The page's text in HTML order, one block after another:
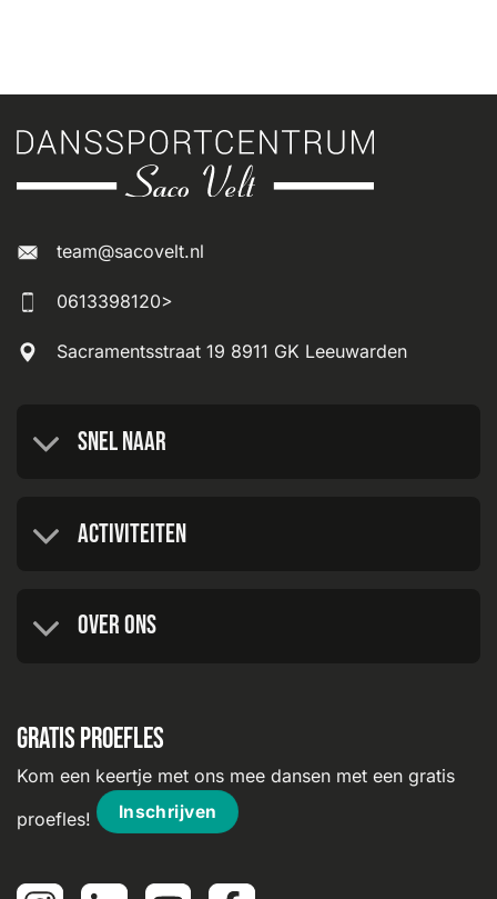
team@sacovelt.nl
0613398120>
Sacramentsstraat 19 8911 GK Leeuwarden
Snel naar
Activiteiten
Over ons
Gratis proefles
Kom een keertje met ons mee dansen met een gratis
proefles!
Inschrijven